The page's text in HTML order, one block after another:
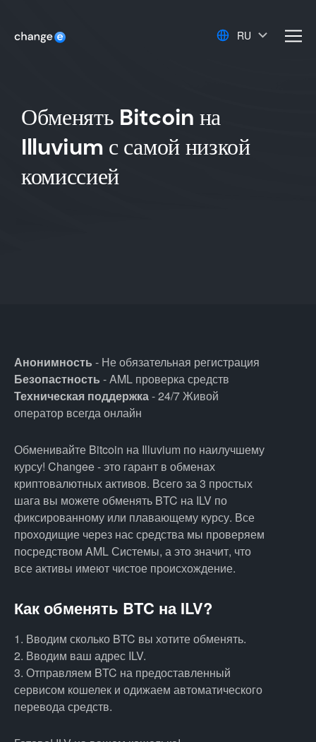
RU
Обменять Bitcoin на
Illuvium с самой низкой
комиссией
Анонимность - Не обязательная регистрация
Безопастность - AML проверка средств
Техническая поддержка- 24/7 Живой
оператор всегда онлайн
Обменивайте Bitcoin на Illuvium по наилучшему
курсу! Changee - это гарант в обменах
криптовалютных активов. Всего за 3 простых
шага вы можете обменять BTC на ILV по
фиксированному или плавающему курсу. Все
проходищие через нас средства мы проверяем
посредством AML Системы, а это значит, что
все активы имеют чистое происхождение.
Как обменять BTC на ILV?
1. Вводим сколько BTC вы хотите обменять.
2. Вводим ваш адрес ILV.
3. Отправляем BTC на предоставленный
сервисом кошелек и одижаем автоматического
перевода средств.